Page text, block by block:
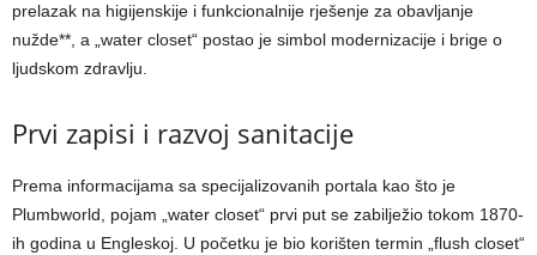
prelazak na higijenskije i funkcionalnije rješenje za obavljanje
nužde**, a „water closet“ postao je simbol modernizacije i brige o
ljudskom zdravlju.
Prvi zapisi i razvoj sanitacije
Prema informacijama sa specijalizovanih portala kao što je
Plumbworld, pojam „water closet“ prvi put se zabilježio tokom 1870-
ih godina u Engleskoj. U početku je bio korišten termin „flush closet“